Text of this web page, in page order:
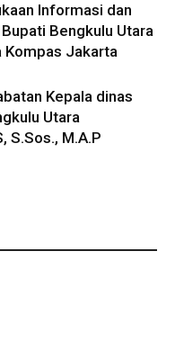
Informasi dan
Bengkulu Utara
Kompas Jakarta
Kepala dinas
Utara
S.Sos., M.A.P